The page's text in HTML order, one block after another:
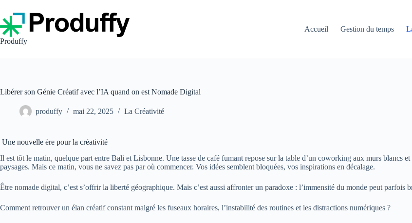
contenu
Produffy
Accueil Gestion du temps
Libérer son Génie Créatif avec l’IA quand on est Nomade Digital
produffy mai 22, 2025 La Créativité
Une nouvelle ère pour la créativité
Il est tôt le matin, quelque part entre Bali et Lisbonne. Une tasse de café fumant repose sur la table d’un coworking aux murs blancs
paysages. Mais ce matin, vous ne savez pas par où commencer. Vos idées semblent bloquées, vos inspirations en décalage.
Être nomade digital, c’est s’offrir la liberté géographique. Mais c’est aussi affronter un paradoxe : l’immensité du monde peut parfois
Comment retrouver un élan créatif constant malgré les fuseaux horaires, l’instabilité des routines et les distractions numériques ?